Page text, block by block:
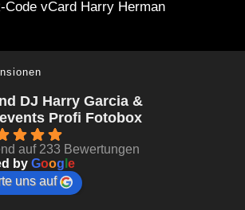
DJ Harry Garcia &
Profi Fotobox
auf 233 Bewertungen
byGoog le
uns auf